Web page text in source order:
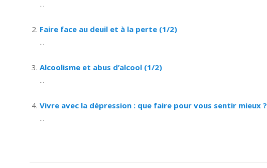
...
Faire face au deuil et à la perte (1/2)
...
Alcoolisme et abus d’alcool (1/2)
...
Vivre avec la dépression : que faire pour vous sentir mieux ?
...